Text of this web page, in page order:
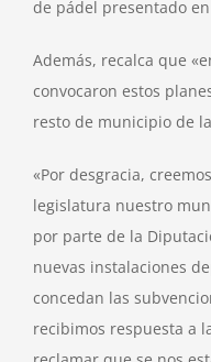
de pádel presentado
Además, recalca que
convocaron estos
resto de municipio de
«Por desgracia,
legislatura nuestro
por parte de la
nuevas instalaciones
concedan las
recibimos respuesta a